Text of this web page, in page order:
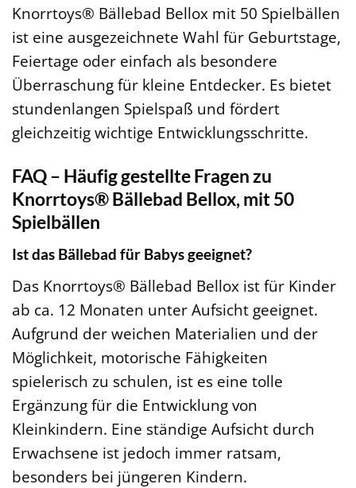
Knorrtoys® Bällebad Bellox mit 50 Spielbällen
ist eine ausgezeichnete Wahl für Geburtstage,
Feiertage oder einfach als besondere
Überraschung für kleine Entdecker. Es bietet
stundenlangen Spielspaß und fördert
gleichzeitig wichtige Entwicklungsschritte.
FAQ – Häufig gestellte Fragen zu
Knorrtoys® Bällebad Bellox, mit 50
Spielbällen
Ist das Bällebad für Babys geeignet?
Das Knorrtoys® Bällebad Bellox ist für Kinder
ab ca. 12 Monaten unter Aufsicht geeignet.
Aufgrund der weichen Materialien und der
Möglichkeit, motorische Fähigkeiten
spielerisch zu schulen, ist es eine tolle
Ergänzung für die Entwicklung von
Kleinkindern. Eine ständige Aufsicht durch
Erwachsene ist jedoch immer ratsam,
besonders bei jüngeren Kindern.